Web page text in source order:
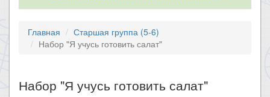
Главная
Старшая группа (5-6)
Набор "Я учусь готовить салат"
Набор "Я учусь готовить салат"